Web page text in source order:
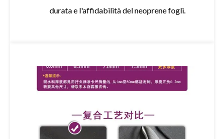
durata e l'affidabilità delneoprenefogli.